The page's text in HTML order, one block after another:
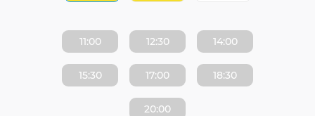
11:00 12:30 14:00
15:30 17:00 18:30
20:00